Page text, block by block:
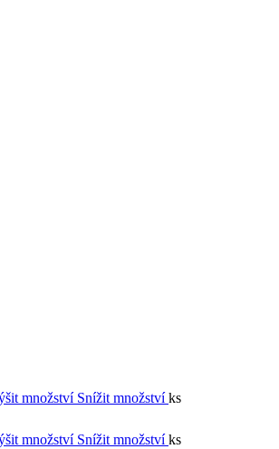
množství Snížit množstvíks
množství Snížit množstvíks